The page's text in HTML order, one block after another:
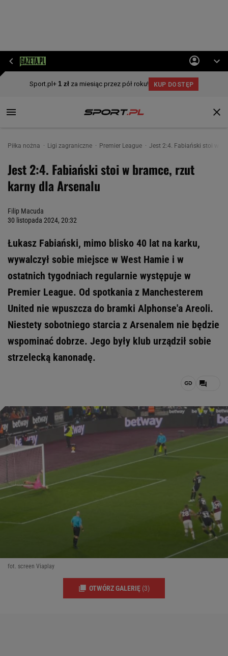
Piłka nożna Ligi zagraniczne Premier League Jest 2:4. Fabiański stoi w
Jest 2:4. Fabiański stoi w bramce, rzut
karny dla Arsenalu
Filip Macuda
30 listopada 2024, 20:32
Łukasz Fabiański, mimo blisko 40 lat na karku,
wywalczył sobie miejsce w West Hamie i w
ostatnich tygodniach regularnie występuje w
Premier League. Od spotkania z Manchesterem
United nie wpuszcza do bramki Alphonse'a Areoli.
Niestety sobotniego starcia z Arsenalem nie będzie
wspominać dobrze. Jego były klub urządził sobie
strzelecką kanonadę.
fot. screen Viaplay
OTWÓRZ GALERIĘ (3)